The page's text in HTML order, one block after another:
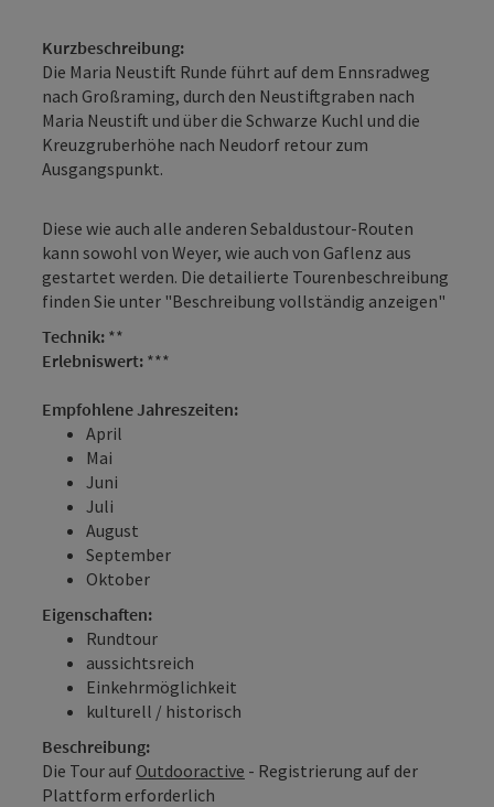
Kurzbeschreibung:
Die Maria Neustift Runde führt auf dem Ennsradweg
nach Großraming, durch den Neustiftgraben nach
Maria Neustift und über die Schwarze Kuchl und die
Kreuzgruberhöhe nach Neudorf retour zum
Ausgangspunkt.
Diese wie auch alle anderen Sebaldustour-Routen
kann sowohl von Weyer, wie auch von Gaflenz aus
gestartet werden. Die detailierte Tourenbeschreibung
finden Sie unter "Beschreibung vollständig anzeigen"
Technik: **
Erlebniswert: ***
Empfohlene Jahreszeiten:
April
Mai
Juni
Juli
August
September
Oktober
Eigenschaften:
Rundtour
aussichtsreich
Einkehrmöglichkeit
kulturell / historisch
Beschreibung:
Die Tour aufOutdooractive - Registrierung auf der
Plattform erforderlich